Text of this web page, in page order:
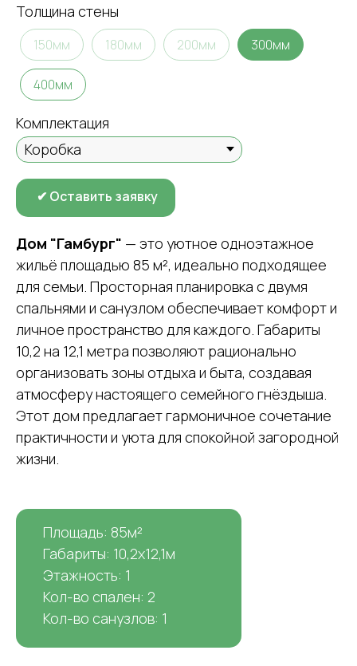
Толщина стены
150мм 180мм 200мм 300мм
400мм
Комплектация
✔ Оставить заявку
Дом "Гамбург" — это уютное одноэтажное
жильё площадью 85 м², идеально подходящее
для семьи. Просторная планировка с двумя
спальнями и санузлом обеспечивает комфорт и
личное пространство для каждого. Габариты
10,2 на 12,1 метра позволяют рационально
организовать зоны отдыха и быта, создавая
атмосферу настоящего семейного гнёздыша.
Этот дом предлагает гармоничное сочетание
практичности и уюта для спокойной загородной
жизни.
Площадь: 85м²
Габариты: 10,2х12,1м
Этажность: 1
Кол-во спален: 2
Кол-во санузлов: 1